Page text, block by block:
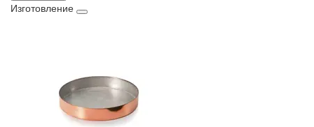
Изготовление